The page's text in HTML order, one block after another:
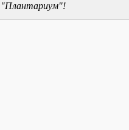
"Плантариум"!